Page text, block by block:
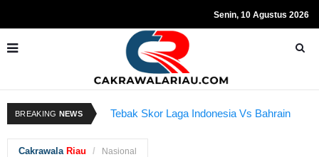
Senin, 10 Agustus 2026
BREAKING NEWS Tebak Skor Laga Indonesia Vs Bahrain
Kapolda Riau dan Istri Bantu Ringankan
Cakrawala Riau Nasional